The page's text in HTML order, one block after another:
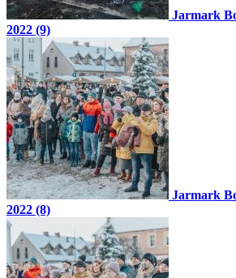
Jarmark
2022 (9)
Jarmark
2022 (8)